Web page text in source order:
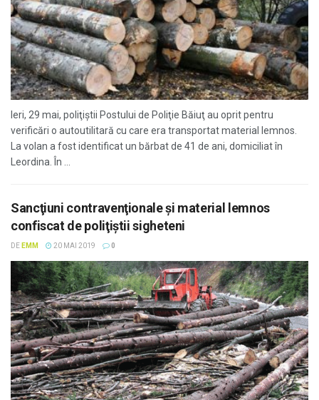
Ieri, 29 mai, poliţiştii Postului de Poliţie Băiuţ au oprit pentru
verificări o autoutilitară cu care era transportat material lemnos.
La volan a fost identificat un bărbat de 41 de ani, domiciliat în
Leordina. În ...
Sancţiuni contravenţionale şi material lemnos
confiscat de poliţiştii sigheteni
DE EMM 20 MAI 2019 0